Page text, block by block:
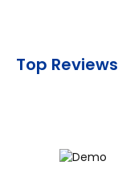
Top Reviews